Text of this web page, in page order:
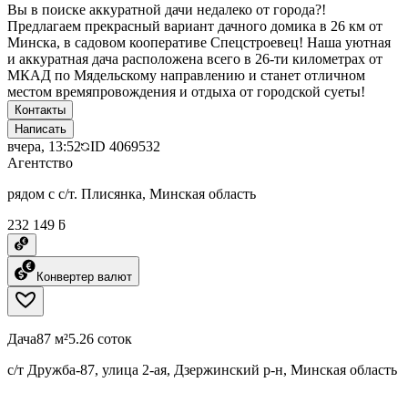
Вы в поиске аккуратной дачи недалеко от города?!
Предлагаем прекрасный вариант дачного домика в 26 км от
Минска, в садовом кооперативе Спецстроевец! Наша уютная
и аккуратная дача расположена всего в 26-ти километрах от
МКАД по Мядельскому направлению и станет отличном
местом времяпровождения и отдыха от городской суеты!
Контакты
Написать
вчера, 13:52 ID 4069532
Агентство
рядом с с/т. Плисянка, Минская область
232 149 ƃ
Конвертер валют
Дача87 м²5.26 соток
с/т Дружба-87, улица 2-ая, Дзержинский р-н, Минская область